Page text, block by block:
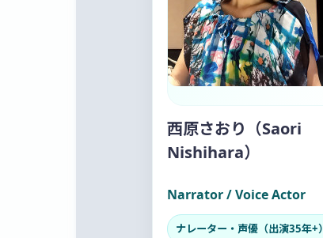
西原さおり（Saori
Nishihara）
Narrator / Voice Actor
ナレーター・声優（出演35年+）